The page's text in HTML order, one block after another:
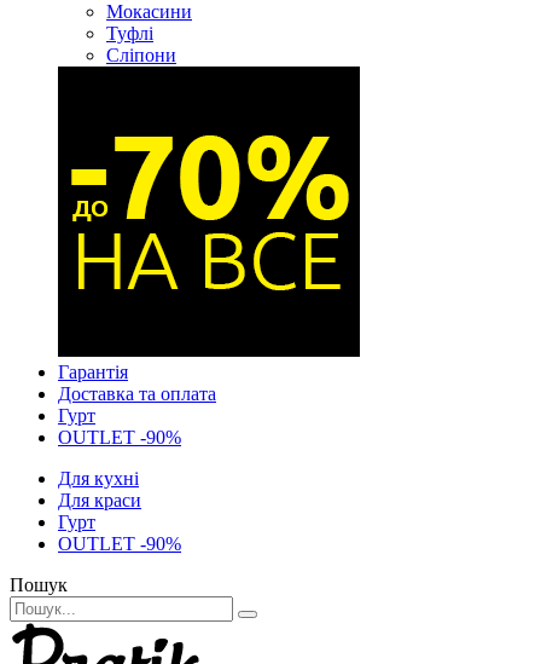
Мокасини
Туфлі
Сліпони
Гарантія
Доставка та оплата
Гурт
OUTLET -90%
Для кухні
Для краси
Гурт
OUTLET -90%
Пошук